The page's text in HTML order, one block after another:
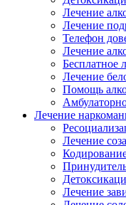
Лечение
Лечение
Телефон
Лечение
Бесплатное
Лечение
Помощь
Лечение
Лечение
Лечение